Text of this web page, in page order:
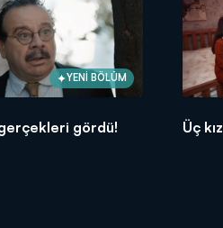
YENİ BÖLÜM
gördü! Üç